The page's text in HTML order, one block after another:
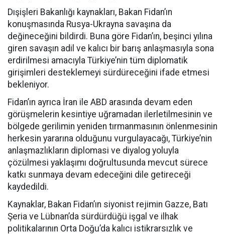
Dışişleri Bakanlığı kaynakları, Bakan Fidan’ın
konuşmasında Rusya-Ukrayna savaşına da
değineceğini bildirdi. Buna göre Fidan’ın, beşinci yılına
giren savaşın adil ve kalıcı bir barış anlaşmasıyla sona
erdirilmesi amacıyla Türkiye’nin tüm diplomatik
girişimleri desteklemeyi sürdüreceğini ifade etmesi
bekleniyor.
Fidan’ın ayrıca İran ile ABD arasında devam eden
görüşmelerin kesintiye uğramadan ilerletilmesinin ve
bölgede gerilimin yeniden tırmanmasının önlenmesinin
herkesin yararına olduğunu vurgulayacağı, Türkiye’nin
anlaşmazlıkların diplomasi ve diyalog yoluyla
çözülmesi yaklaşımı doğrultusunda mevcut sürece
katkı sunmaya devam edeceğini dile getireceği
kaydedildi.
Kaynaklar, Bakan Fidan’ın siyonist rejimin Gazze, Batı
Şeria ve Lübnan’da sürdürdüğü işgal ve ilhak
politikalarının Orta Doğu’da kalıcı istikrarsızlık ve